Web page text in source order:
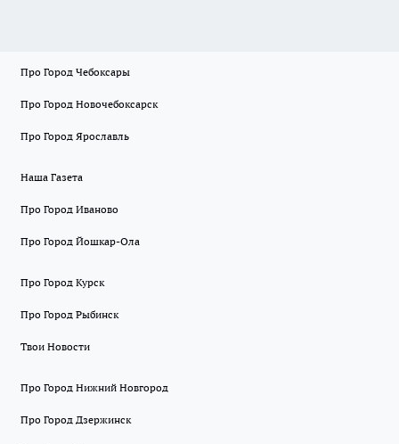
Про Город Чебоксары
Про Город Новочебоксарск
Про Город Ярославль
Наша Газета
Про Город Иваново
Про Город Йошкар-Ола
Про Город Курск
Про Город Рыбинск
Твои Новости
Про Город Нижний Новгород
Про Город Дзержинск